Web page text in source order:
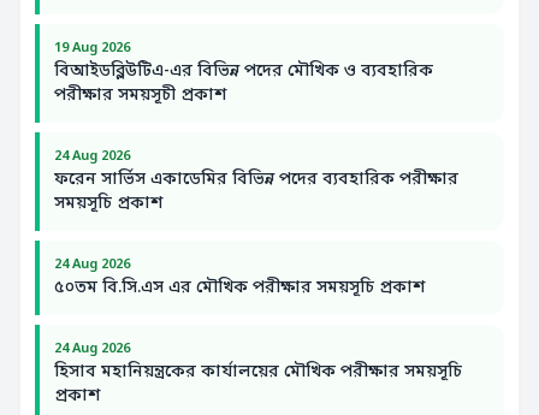
19 Aug 2026
বিআইডব্লিউটিএ-এর বিভিন্ন পদের মৌখিক ও ব্যবহারিক
পরীক্ষার সময়সূচী প্রকাশ
24 Aug 2026
ফরেন সার্ভিস একাডেমির বিভিন্ন পদের ব্যবহারিক পরীক্ষার
সময়সূচি প্রকাশ
24 Aug 2026
৫০তম বি.সি.এস এর মৌখিক পরীক্ষার সময়সূচি প্রকাশ
24 Aug 2026
হিসাব মহানিয়ন্ত্রকের কার্যালয়ের মৌখিক পরীক্ষার সময়সূচি
প্রকাশ